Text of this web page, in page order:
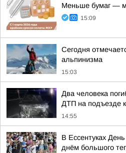
Меньше бумаг —
15:09
Сегодня
альпинизма
15:03
Два человека
ДТП на подъезде
14:55
В Ессентуках
днём большого